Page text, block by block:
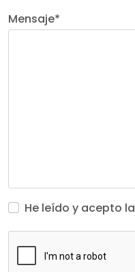
Mensaje*
He leído y acepto la